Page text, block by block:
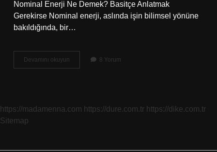
Nominal Enerji Ne Demek? Basitçe Anlatmak
Gerekirse Nominal enerji, aslında işin bilimsel yönüne
bakıldığında, bir…
Devamını okuyun Nominal
enerji
8 Yorum
https://madamenna.com https://dure.com.tr https://dike.com.tr
Sitemap